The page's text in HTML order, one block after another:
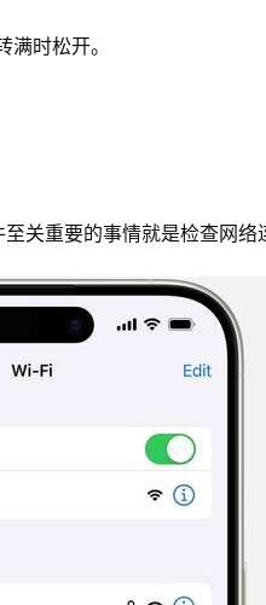
时松开。
关重要的事情就是检查网